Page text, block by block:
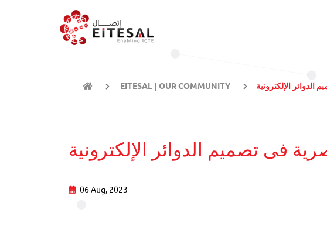
EITESAL | OUR COMMUNITY الإلكترونية
فى تصميم الدوائر الإلكترونية
06 Aug, 2023